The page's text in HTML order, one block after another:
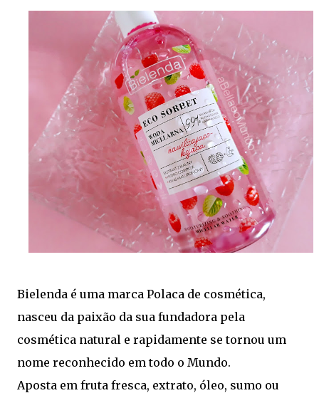
Bielenda é uma marca Polaca de cosmética,
nasceu da paixão da sua fundadora pela
cosmética natural e rapidamente se tornou um
nome reconhecido em todo o Mundo.
Aposta em fruta fresca, extrato, óleo, sumo ou